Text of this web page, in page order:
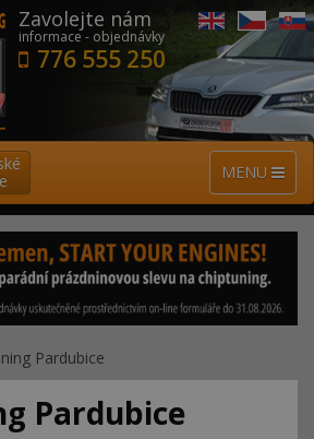
Zavolejte nám
informace - objednávky
776 555 250
MENU
Pardubice
Pardubice